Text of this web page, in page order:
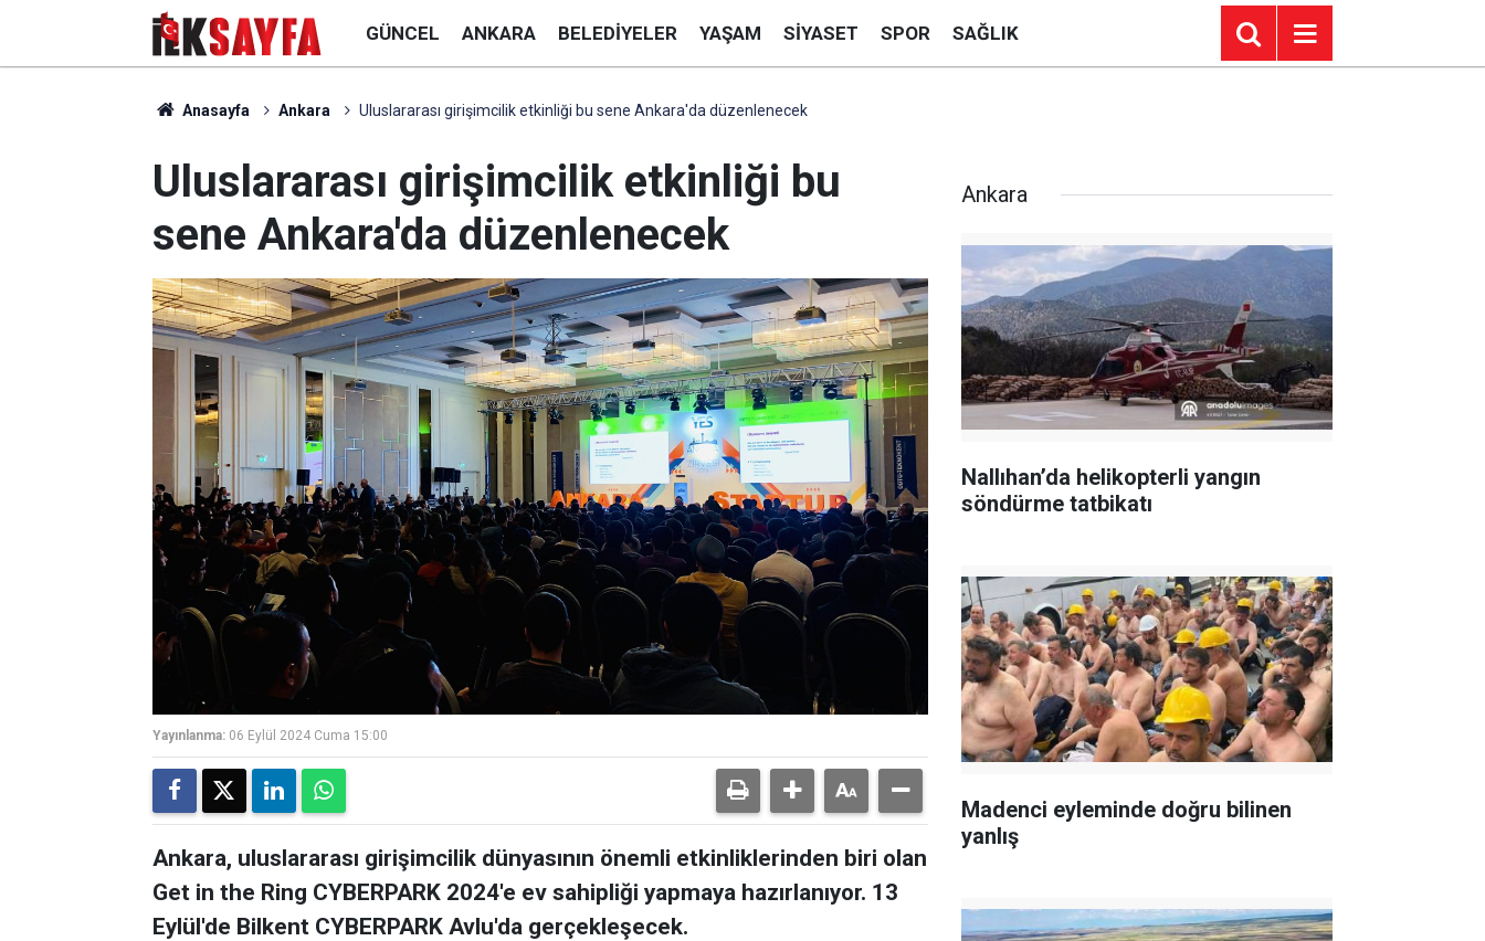
GÜNCEL ANKARA BELEDIYELER YAŞAM SIYASET SPOR SAĞLIK
Anasayfa Ankara Uluslararası girişimcilik etkinliği bu sene Ankara'da düzenlenecek
Uluslararası girişimcilik etkinliği bu
sene Ankara'da düzenlenecek
Yayınlanma: 06 Eylül 2024 Cuma 15:00
Ankara, uluslararası girişimcilik dünyasının önemli etkinliklerinden biri olan
Get in the Ring CYBERPARK 2024'e ev sahipliği yapmaya hazırlanıyor. 13
Eylül'de Bilkent CYBERPARK Avlu'da gerçekleşecek.
Ankara
Nallıhan’da helikopterli yangın
söndürme tatbikatı
Madenci eyleminde doğru bilinen
yanlış